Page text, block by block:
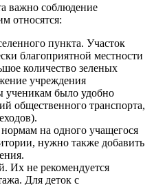
важно соблюдение
относятся:
пункта. Участок
благоприятной местности
количество зеленых
учреждения
ученикам было удобно
общественного транспорта,
на одного учащегося
нужно также добавить
Их не рекомендуется
Для деток с